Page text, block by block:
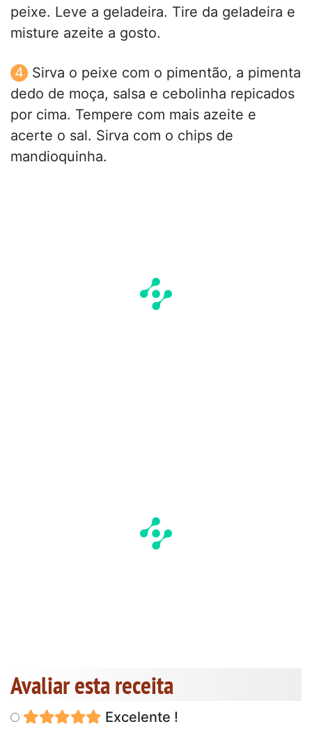
peixe. Leve a geladeira. Tire da geladeira e
misture azeite a gosto.
Sirva o peixe com o pimentão, a pimenta
dedo de moça, salsa e cebolinha repicados
por cima. Tempere com mais azeite e
acerte o sal. Sirva com o chips de
mandioquinha.
Avaliar esta receita
Excelente !